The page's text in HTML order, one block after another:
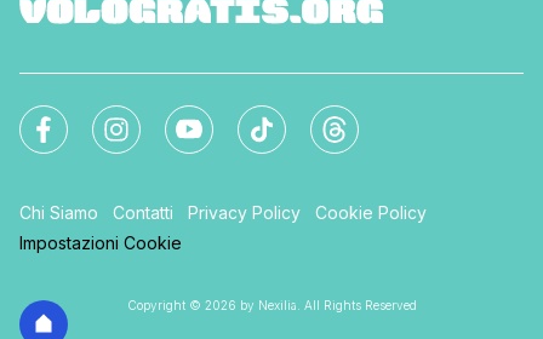
Chi Siamo Contatti Privacy Policy
Cookie Policy
Impostazioni Cookie
Copyright © 2026 by Nexilia. All Rights Reserved